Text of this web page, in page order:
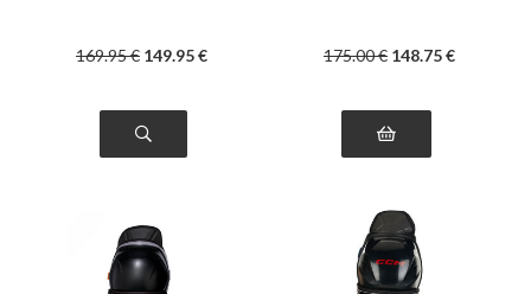
169.95€ 149.95€ 175.00€ 148.75€